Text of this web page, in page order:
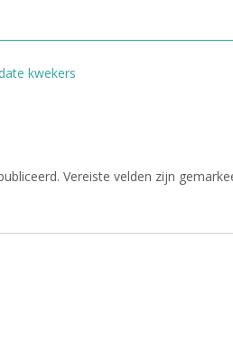
kwekers
Vereiste velden zijn